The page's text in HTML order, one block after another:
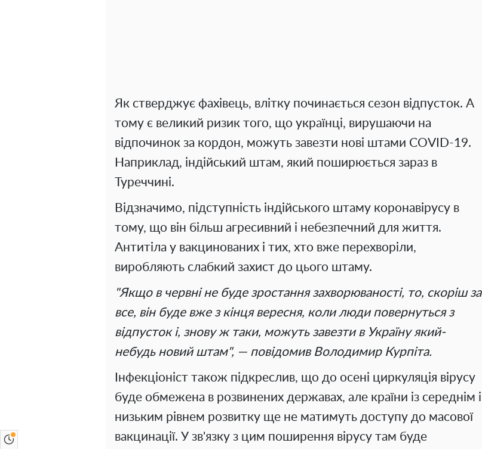
Як стверджує фахівець, влітку починається сезон відпусток. А
тому є великий ризик того, що українці, вирушаючи на
відпочинок за кордон, можуть завезти нові штами COVID-19.
Наприклад, індійський штам, який поширюється зараз в
Туреччині.
Відзначимо, підступність індійського штаму коронавірусу в
тому, що він більш агресивний і небезпечний для життя.
Антитіла у вакцинованих і тих, хто вже перехворіли,
виробляють слабкий захист до цього штаму.
"Якщо в червні не буде зростання захворюваності, то, скоріш за
все, він буде вже з кінця вересня, коли люди повернуться з
відпусток і, знову ж таки, можуть завезти в Україну який-
небудь новий штам", — повідомив Володимир Курпіта.
Інфекціоніст також підкреслив, що до осені циркуляція вірусу
буде обмежена в розвинених державах, але країни із середнім і
низьким рівнем розвитку ще не матимуть доступу до масової
вакцинації. У зв'язку з цим поширення вірусу там буде